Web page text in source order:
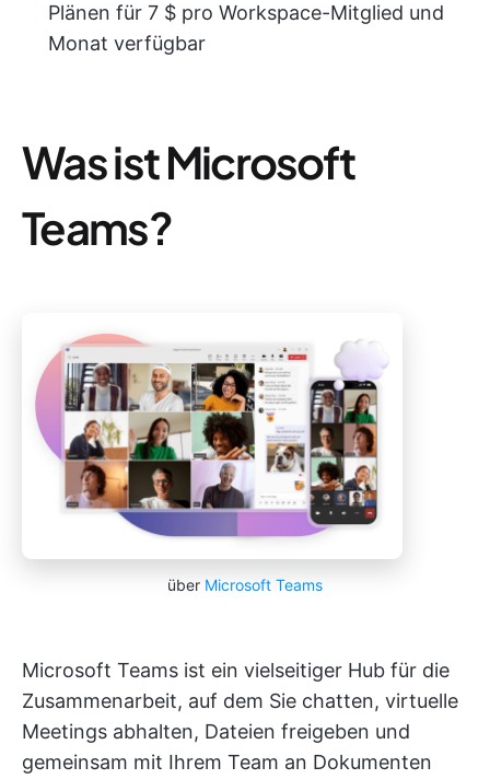
Plänen für 7 $ pro Workspace-Mitglied und
Monat verfügbar
Was ist Microsoft
Teams?
über Microsoft Teams
Microsoft Teams ist ein vielseitiger Hub für die
Zusammenarbeit, auf dem Sie chatten, virtuelle
Meetings abhalten, Dateien freigeben und
gemeinsam mit Ihrem Team an Dokumenten